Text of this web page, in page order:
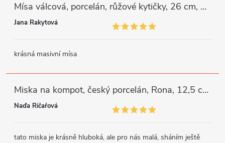
Mísa válcová, porcelán, růžové kytičky, 26 cm, G. Benedikt
Jana Rakytová
krásná masivní mísa
Miska na kompot, český porcelán, Rona, 12,5 cm, bílý, G. Benedikt
Naďa Říčařová
tato miska je krásně hluboká, ale pro nás malá, sháním ještě